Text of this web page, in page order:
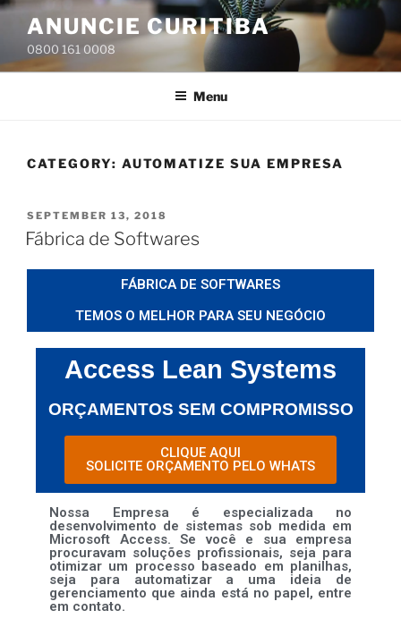
ANUNCIE CURITIBA
0800 161 0008
Menu
CATEGORY: AUTOMATIZE SUA EMPRESA
SEPTEMBER 13, 2018
Fábrica de Softwares
FÁBRICA DE SOFTWARES
TEMOS O MELHOR PARA SEU NEGÓCIO
Access Lean Systems
ORÇAMENTOS SEM COMPROMISSO
CLIQUE AQUI
SOLICITE ORÇAMENTO PELO WHATS
Nossa Empresa é especializada no
desenvolvimento de sistemas sob medida em
Microsoft Access. Se você e sua empresa
procuravam soluções profissionais, seja para
otimizar um processo baseado em planilhas,
seja para automatizar a uma ideia de
gerenciamento que ainda está no papel, entre
em contato.